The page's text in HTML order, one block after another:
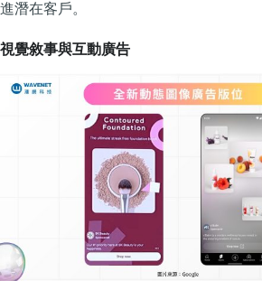
進潛在客戶。
視覺敘事與互動廣告